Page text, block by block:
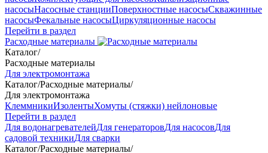
насосыНасосные станцииПоверхностные насосыСкважинные
насосыФекальные насосыЦиркуляционные насосы
Перейти в раздел
Расходные материалы
Каталог/
Расходные материалы
Для электромонтажа
Каталог/Расходные материалы/
Для электромонтажа
КлеммникиИзолентыХомуты (стяжки) нейлоновые
Перейти в раздел
Для водонагревателейДля генераторовДля насосовДля
садовой техникиДля сварки
Каталог/Расходные материалы/